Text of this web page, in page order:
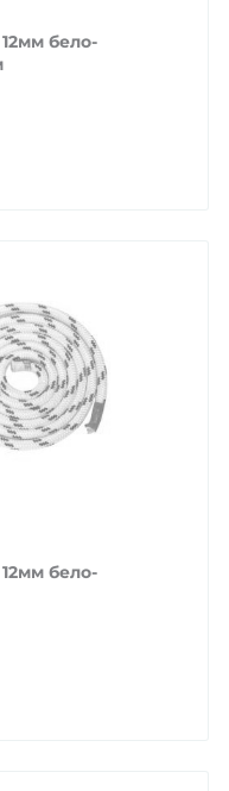
12мм бело-
12мм бело-